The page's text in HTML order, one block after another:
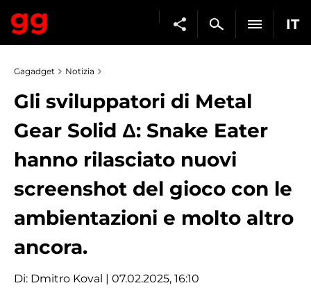
IT
Gagadget Notizia
Gli sviluppatori di Metal
Gear Solid Δ: Snake Eater
hanno rilasciato nuovi
screenshot del gioco con le
ambientazioni e molto altro
ancora.
Di: Dmitro Koval | 07.02.2025, 16:10